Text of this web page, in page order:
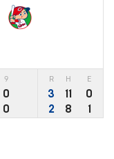
9 R H E
0 3 11 0
0 2 8 1